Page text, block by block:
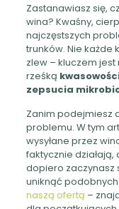
Zastanawiasz się,
wina? Kwaśny,
najczęstszych
trunków. Nie każde
zlew – kluczem
rześką
zepsucia
Zanim podejmiesz
problemu. W tym
wysyłane przez
faktycznie
dopiero zaczynasz
uniknąć
naszą ofertą –